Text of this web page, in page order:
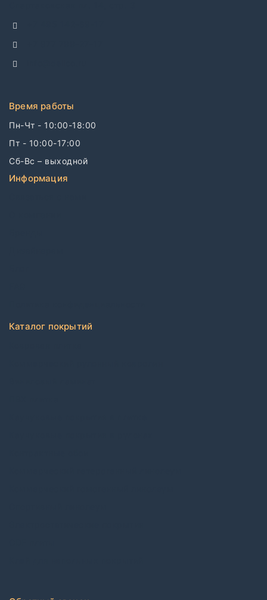
Время работы
Пн-Чт - 10:00-18:00
Пт - 10:00-17:00
Сб-Вс – выходной
Информация
Каталог покрытий